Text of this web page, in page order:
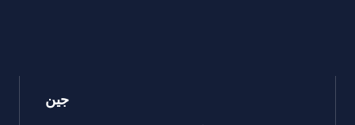
جين